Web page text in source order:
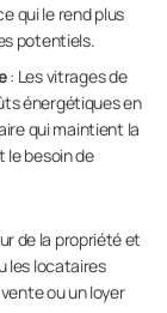
qui le rend plus
potentiels.
: Les vitrages de
énergétiques en
qui maintient la
besoin de
de la propriété et
les locataires
ou un loyer